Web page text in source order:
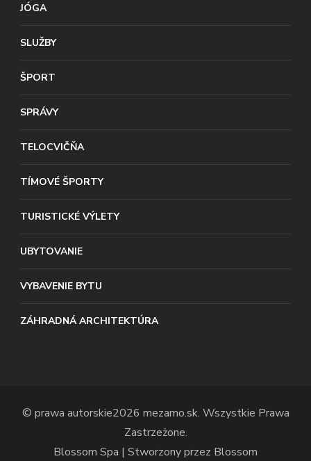
JÓGA
SLUŽBY
ŠPORT
SPRÁVY
TELOCVIČŇA
TÍMOVÉ ŠPORTY
TURISTICKÉ VÝLETY
UBYTOVANIE
VYBAVENIE BYTU
ZÁHRADNÁ ARCHITEKTÚRA
© prawa autorskie2026 mezamo.sk. Wszystkie Prawa
Zastrzeżone.
Blossom Spa | Stworzony przez Blossom